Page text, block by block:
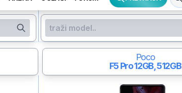
Poco
F5 Pro12GB, 512GB